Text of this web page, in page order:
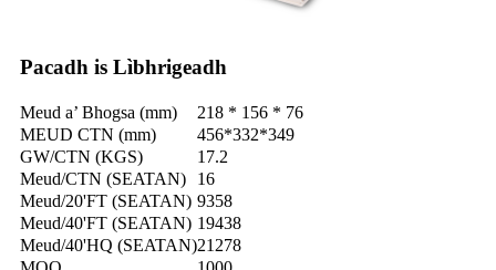
Pacadh is Lìbhrigeadh
Meud a’ Bhogsa (mm)
218 * 156 * 76
MEUD CTN (mm)
456*332*349
GW/CTN (KGS)
17.2
Meud/CTN (SEATAN)
16
Meud/20'FT (SEATAN) 9358
Meud/40'FT (SEATAN) 19438
Meud/40'HQ (SEATAN)21278